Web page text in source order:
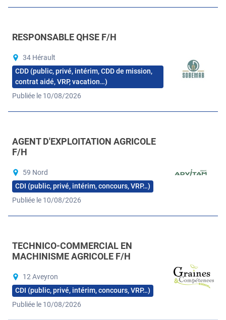
RESPONSABLE QHSE F/H
34 Hérault
CDD (public, privé, intérim, CDD de mission,
contrat aidé, VRP, vacation…)
Publiée le 10/08/2026
AGENT D'EXPLOITATION AGRICOLE
F/H
59 Nord
CDI (public, privé, intérim, concours, VRP…)
Publiée le 10/08/2026
TECHNICO-COMMERCIAL EN
MACHINISME AGRICOLE F/H
12 Aveyron
CDI (public, privé, intérim, concours, VRP…)
Publiée le 10/08/2026